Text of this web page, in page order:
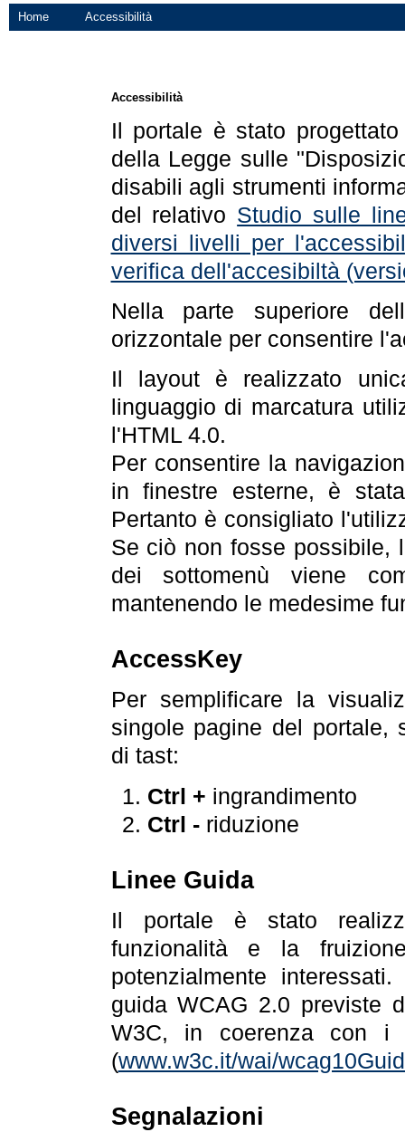
Home Accessibilità
Accessibilità
Il portale è stato
della Legge sulle
disabili agli strumenti
del relativo Studio sulle
diversi livelli per
verifica dell'accesibiltà
Nella parte superiore
orizzontale per consentire
Il layout è realizzato
linguaggio di marcatura
l'HTML 4.0.
Per consentire la
in finestre esterne, è
Pertanto è consigliato
Se ciò non fosse possibile,
dei sottomenù viene
mantenendo le medesime
AccessKey
Per semplificare la
singole pagine del portale,
di tast:
Ctrl + ingrandimento
Ctrl -riduzione
Linee Guida
Il portale è stato
funzionalità e la
potenzialmente
guida WCAG 2.0 previste
W3C, in coerenza con i
(www.w3c.it/wai/
Segnalazioni